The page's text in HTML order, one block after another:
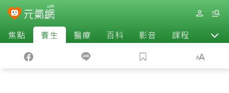
焦點 養生 醫療 百科 影音 課程 退休